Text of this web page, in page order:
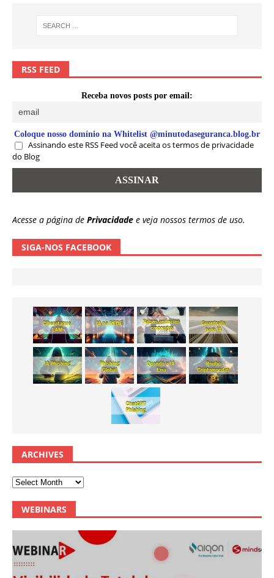
RSS FEED
Receba novos posts por email:
Coloque nosso domínio na Whitelist @minutodaseguranca.blog.br
Assinando este RSS Feed você aceita os termos de privacidade
do Blog
Acesse a página de Privacidade e veja nossos termos de uso.
SIGA-NOS FACEBOOK
ARCHIVES
WEBINARS